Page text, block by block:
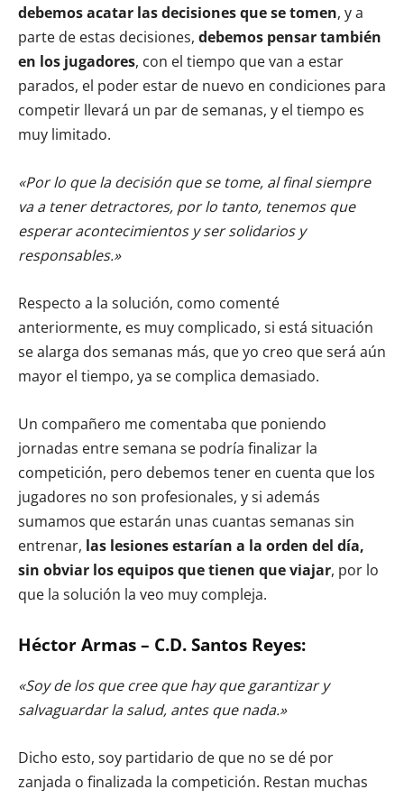
debemos acatar las decisiones que se tomen, y a
parte de estas decisiones, debemos pensar también
en los jugadores, con el tiempo que van a estar
parados, el poder estar de nuevo en condiciones para
competir llevará un par de semanas, y el tiempo es
muy limitado.
«Por lo que la decisión que se tome, al final siempre
va a tener detractores, por lo tanto, tenemos que
esperar acontecimientos y ser solidarios y
responsables.»
Respecto a la solución, como comenté
anteriormente, es muy complicado, si está situación
se alarga dos semanas más, que yo creo que será aún
mayor el tiempo, ya se complica demasiado.
Un compañero me comentaba que poniendo
jornadas entre semana se podría finalizar la
competición, pero debemos tener en cuenta que los
jugadores no son profesionales, y si además
sumamos que estarán unas cuantas semanas sin
entrenar, las lesiones estarían a la orden del día,
sin obviar los equipos que tienen que viajar, por lo
que la solución la veo muy compleja.
Héctor Armas – C.D. Santos Reyes:
«Soy de los que cree que hay que garantizar y
salvaguardar la salud, antes que nada.»
Dicho esto, soy partidario de que no se dé por
zanjada o finalizada la competición. Restan muchas